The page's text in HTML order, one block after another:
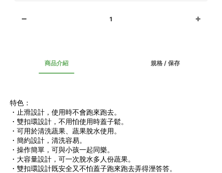
1
商品介紹 規格 / 保存
特色：
・止滑設計，使用時不會跑來跑去。
・雙扣環設計，不用怕使用時蓋子鬆。
・可用於清洗蔬果、蔬果脫水使用。
・簡約設計，清洗容易。
・操作簡單，可與小孩一起同樂。
・大容量設計，可一次脫水多人份蔬果。
・雙扣環設計既安全又不怕蓋子跑來跑去弄得溼答答。